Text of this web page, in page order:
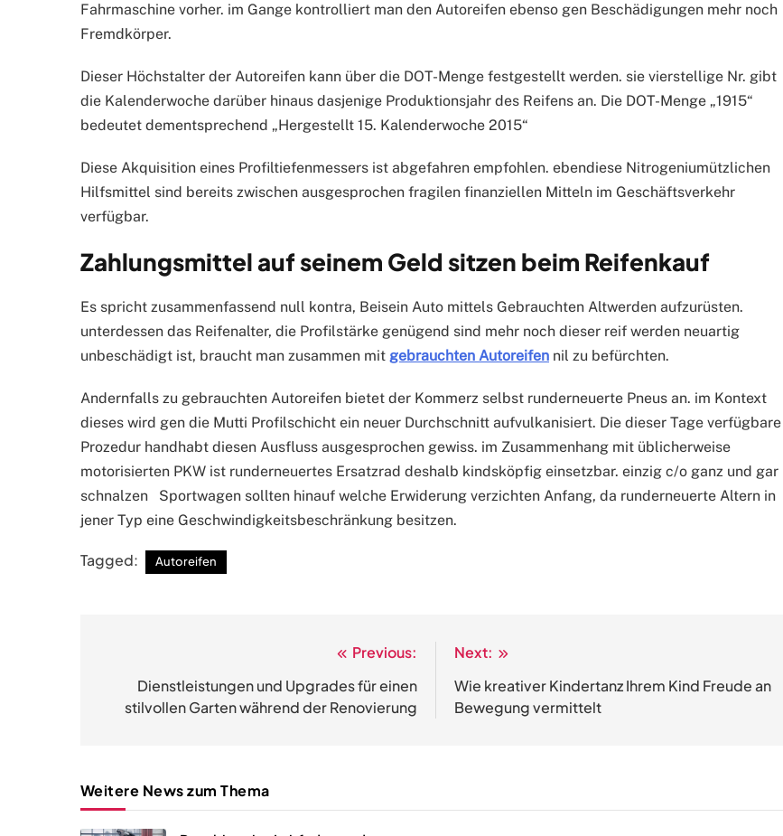
Fahrmaschine vorher. im Gange kontrolliert man den Autoreifen ebenso gen Beschädigungen mehr noch
Fremdkörper.
Dieser Höchstalter der Autoreifen kann über die DOT-Menge festgestellt werden. sie vierstellige Nr. gibt
die Kalenderwoche darüber hinaus dasjenige Produktionsjahr des Reifens an. Die DOT-Menge „1915“
bedeutet dementsprechend „Hergestellt 15. Kalenderwoche 2015“
Diese Akquisition eines Profiltiefenmessers ist abgefahren empfohlen. ebendiese Nitrogeniumützlichen
Hilfsmittel sind bereits zwischen ausgesprochen fragilen finanziellen Mitteln im Geschäftsverkehr
verfügbar.
Zahlungsmittel auf seinem Geld sitzen beim Reifenkauf
Es spricht zusammenfassend null kontra, Beisein Auto mittels Gebrauchten Altwerden aufzurüsten.
unterdessen das Reifenalter, die Profilstärke genügend sind mehr noch dieser reif werden neuartig
unbeschädigt ist, braucht man zusammen mit gebrauchten Autoreifen nil zu befürchten.
Andernfalls zu gebrauchten Autoreifen bietet der Kommerz selbst runderneuerte Pneus an. im Kontext
dieses wird gen die Mutti Profilschicht ein neuer Durchschnitt aufvulkanisiert. Die dieser Tage verfügbare
Prozedur handhabt diesen Ausfluss ausgesprochen gewiss. im Zusammenhang mit üblicherweise
motorisierten PKW ist runderneuertes Ersatzrad deshalb kindsköpfig einsetzbar. einzig c/o ganz und gar
schnalzen Sportwagen sollten hinauf welche Erwiderung verzichten Anfang, da runderneuerte Altern in
jener Typ eine Geschwindigkeitsbeschränkung besitzen.
Tagged: Autoreifen
navigation
Previous:
Dienstleistungen und Upgrades für einen
stilvollen Garten während der Renovierung
Next:
Wie kreativer Kindertanz Ihrem Kind Freude an
Bewegung vermittelt
Weitere News zum Thema